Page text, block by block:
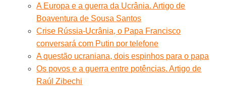
A Europa e a guerra da Ucrânia. Artigo de
Boaventura de Sousa Santos
Crise Rússia-Ucrânia, o Papa Francisco
conversará com Putin por telefone
A questão ucraniana, dois espinhos para o papa
Os povos e a guerra entre potências. Artigo de
Raúl Zibechi